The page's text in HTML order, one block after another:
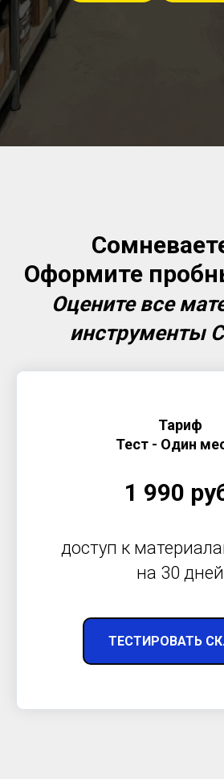
Оформите
Оцените все
инструменты
Тариф
Тест - Один
1 990
доступ к
на 30 дней
ТЕСТИРОВАТЬ